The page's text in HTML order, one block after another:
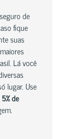
de
fique
suas
Lá você
lugar. Use
5% de